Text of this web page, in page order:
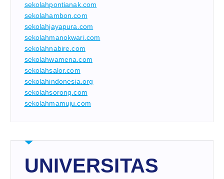
sekolahpontianak.com
sekolahambon.com
sekolahjayapura.com
sekolahmanokwari.com
sekolahnabire.com
sekolahwamena.com
sekolahsalor.com
sekolahindonesia.org
sekolahsorong.com
sekolahmamuju.com
UNIVERSITAS